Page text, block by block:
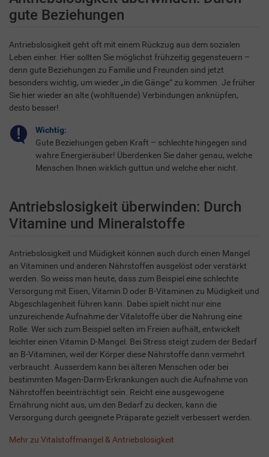
gute Beziehungen
Antriebslosigkeit geht oft mit einem Rückzug aus dem sozialen
Leben einher. Hier sollten Sie möglichst frühzeitig gegensteuern –
denn gute Beziehungen zu Familie und Freunden sind jetzt
besonders wichtig, um wieder „in die Gänge“ zu kommen. Je früher
Sie hier wieder an alte (wohltuende) Verbindungen anknüpfen,
desto besser!
Wichtig:
Gute Beziehungen geben Kraft – schlechte hingegen sind
wahre Energieräuber! Überdenken Sie daher genau, welche
Menschen Ihnen wirklich guttun und welche eher nicht.
Antriebslosigkeit überwinden: Durch
Vitamine und Mineralstoffe
Antriebslosigkeit und Müdigkeit können auch durch einen Mangel
an Vitaminen und anderen Nährstoffen ausgelöst oder verstärkt
werden. So weiss man heute, dass zum Beispiel eine schlechte
Versorgung mit Eisen, Vitamin D oder B-Vitaminen zu Müdigkeit und
Abgeschlagenheit führen kann. Dabei spielt nicht nur eine
unzureichende Aufnahme der Vitalstoffe über die Nahrung eine
Rolle. Wer sich zum Beispiel selten im Freien aufhält, entwickelt
leichter einen Vitamin D-Mangel. Bei Stress steigt zudem der Bedarf
an B-Vitaminen, weil der Körper diese Nährstoffe dann vermehrt
verbraucht. Ausserdem kann bei älteren Menschen oder bei
bestimmten Magen-Darm-Erkrankungen auch die Aufnahme von
Nährstoffen beeinträchtigt sein. Reicht eine ausgewogene
Ernährung nicht aus, um den Bedarf zu decken, kann die
Versorgung durch geeignete Präparate gezielt verbessert werden.
Mehr zu Vitalstoffmangel & Antriebslosigkeit